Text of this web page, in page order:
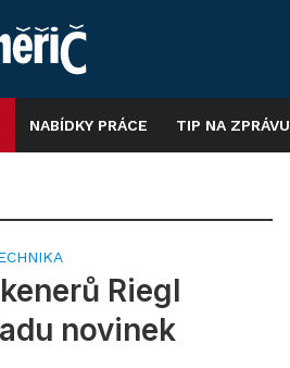
NABÍDKY PRÁCE TIP NA ZPRÁVU
Riegl
novinek